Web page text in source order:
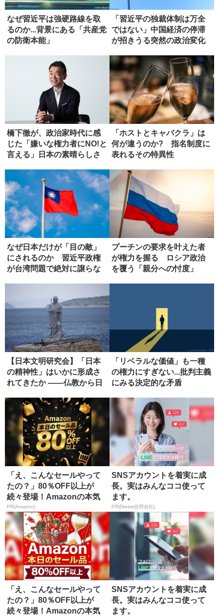
なぜ習近平は強硬路線を取
るのか...背景にある「共産党
の防衛本能」
「習近平の独裁体制は万全
ではない」中国経済の停滞
が招きうる突然の政治変化
橋下徹が、政治家時代に感
じた「嫌いな権力者にNO!と
言える」日本の素晴らしさ
「ホストとキャバクラ」は
何が違うのか? 指名制度に
表れるその特異性
なぜ日本だけが「目の敵」
にされるのか 習近平政権
が台湾問題で絶対に譲らな
プーチンの要求を叶えた者
が権力を握る ロシア政治
を覆う「親分への忖度」
【日本文明研究会】「日本
の精神性」はいかに形成さ
れてきたか ――仏教から日
「リベラルな価値」も一種
の権力にすぎない...批判主義
にみる決定的な矛盾
「え、こんなセールやって
たの？」80％OFF以上が
続々登場！Amazonの本気
が...
PR(Amazon)
SNSアカウントを着実に成
長。実はみんなココ使って
ます。
PR(Dreaw合同会社)
「え、こんなセールやって
たの？」80％OFF以上が
続々登場！Amazonの本気
SNSアカウントを着実に成
長。実はみんなココ使って
ます。